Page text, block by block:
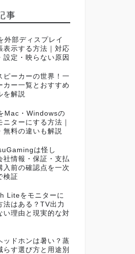
事
外部ディスプレイ
表示する方法｜対応
設定・映らない原因
ピーカーの世界！一
カー一覧とおすすめ
を解説
Mac・Windowsの
ニターにする方法｜
無料の違いも解説
は怪し
社情報・保証・支払
入前の確認点を一次
検証
Liteをモニターに
法はある？TV出力
い理由と現実的な対
ッドホンは暑い？蒸
らす選び方と用途別